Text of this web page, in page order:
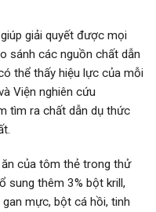
giải quyết được mọi
sánh các nguồn chất dẫn
thể thấy hiệu lực của mỗi
Viện nghiên cứu
tìm ra chất dẫn dụ thức
của tôm thẻ trong thử
sung thêm 3% bột krill,
mực, bột cá hồi, tinh